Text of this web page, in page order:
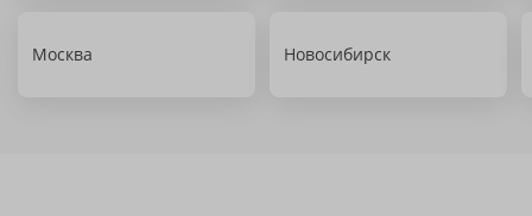
Москва Новосибирск